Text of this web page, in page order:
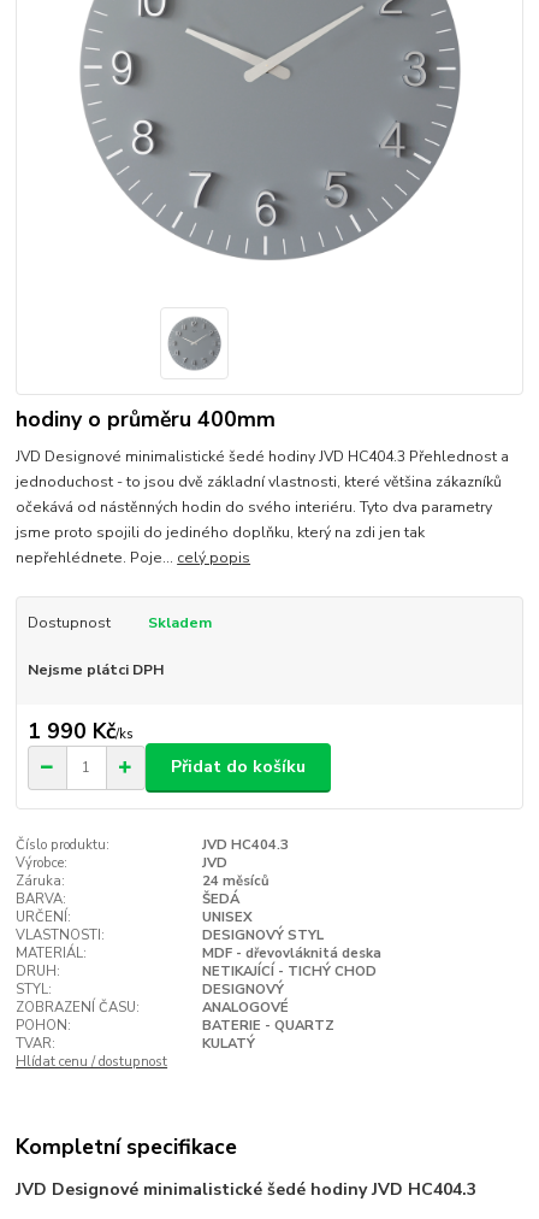
hodiny o průměru 400mm
JVD Designové minimalistické šedé hodiny JVD HC404.3 Přehlednost a
jednoduchost - to jsou dvě základní vlastnosti, které většina zákazníků
očekává od nástěnných hodin do svého interiéru. Tyto dva parametry
jsme proto spojili do jediného doplňku, který na zdi jen tak
nepřehlédnete. Poje... celý popis
Dostupnost Skladem
Nejsme plátci DPH
1 990 Kč/ks
Přidat do košíku
Číslo produktu:
JVD HC404.3
Výrobce:
JVD
Záruka:
24 měsíců
BARVA:
ŠEDÁ
URČENÍ:
UNISEX
VLASTNOSTI:
DESIGNOVÝ STYL
MATERIÁL:
MDF - dřevovláknitá deska
DRUH:
NETIKAJÍCÍ - TICHÝ CHOD
STYL:
DESIGNOVÝ
ZOBRAZENÍ ČASU:
ANALOGOVÉ
POHON:
BATERIE - QUARTZ
TVAR:
KULATÝ
Hlídat cenu / dostupnost
Kompletní specifikace
JVD Designové minimalistické šedé hodiny JVD HC404.3